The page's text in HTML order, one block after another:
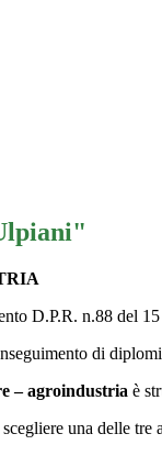
D.P.R. n.88 del
di
– agroindustria è
una delle